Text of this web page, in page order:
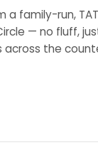
a family-run,
— no fluff,
across the